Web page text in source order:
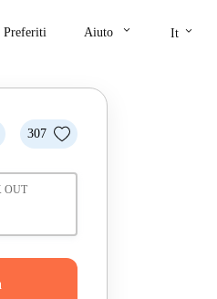
Preferiti Aiuto keyboard_arrow_down It keyboard_arrow_down
307
OUT